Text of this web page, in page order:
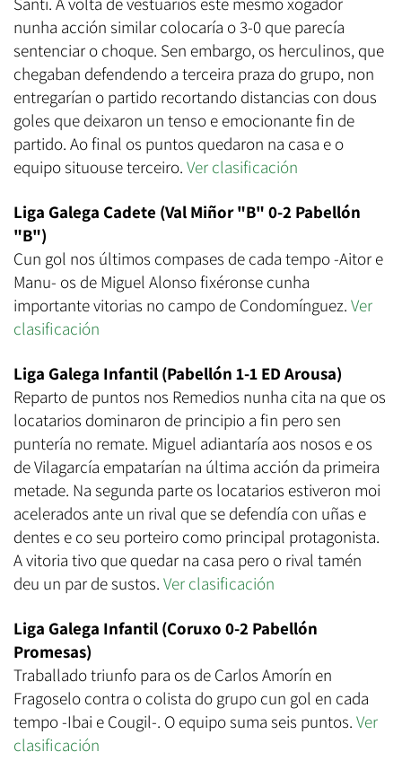
nunha acción similar colocaría o 3-0 que parecía
sentenciar o choque. Sen embargo, os herculinos, que
chegaban defendendo a terceira praza do grupo, non
entregarían o partido recortando distancias con dous
goles que deixaron un tenso e emocionante fin de
partido. Ao final os puntos quedaron na casa e o
equipo situouse terceiro. Ver clasificación
Liga Galega Cadete (Val Miñor "B" 0-2 Pabellón
"B")
Cun gol nos últimos compases de cada tempo -Aitor e
Manu- os de Miguel Alonso fixéronse cunha
importante vitorias no campo de Condomínguez. Ver
clasificación
Liga Galega Infantil (Pabellón 1-1 ED Arousa)
Reparto de puntos nos Remedios nunha cita na que os
locatarios dominaron de principio a fin pero sen
puntería no remate. Miguel adiantaría aos nosos e os
de Vilagarcía empatarían na última acción da primeira
metade. Na segunda parte os locatarios estiveron moi
acelerados ante un rival que se defendía con uñas e
dentes e co seu porteiro como principal protagonista.
A vitoria tivo que quedar na casa pero o rival tamén
deu un par de sustos. Ver clasificación
Liga Galega Infantil (Coruxo 0-2 Pabellón
Promesas)
Traballado triunfo para os de Carlos Amorín en
Fragoselo contra o colista do grupo cun gol en cada
tempo -Ibai e Cougil-. O equipo suma seis puntos. Ver
clasificación